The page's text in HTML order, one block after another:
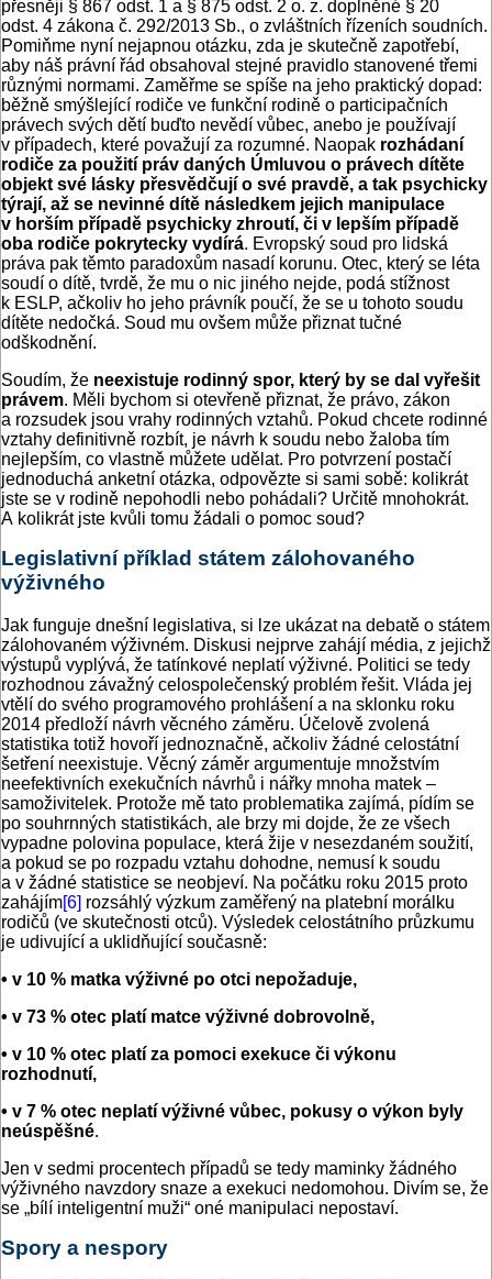
přesněji § 867 odst. 1 a § 875 odst. 2 o. z. doplněné § 20
odst. 4 zákona č. 292/2013 Sb., o zvláštních řízeních soudních.
Pomiňme nyní nejapnou otázku, zda je skutečně zapotřebí,
aby náš právní řád obsahoval stejné pravidlo stanovené třemi
různými normami. Zaměřme se spíše na jeho praktický dopad:
běžně smýšlející rodiče ve funkční rodině o participačních
právech svých dětí buďto nevědí vůbec, anebo je používají
v případech, které považují za rozumné. Naopak rozhádaní
rodiče za použití práv daných Úmluvou o právech dítěte
objekt své lásky přesvědčují o své pravdě, a tak psychicky
týrají, až se nevinné dítě následkem jejich manipulace
v horším případě psychicky zhroutí, či v lepším případě
oba rodiče pokrytecky vydírá. Evropský soud pro lidská
práva pak těmto paradoxům nasadí korunu. Otec, který se léta
soudí o dítě, tvrdě, že mu o nic jiného nejde, podá stížnost
k ESLP, ačkoliv ho jeho právník poučí, že se u tohoto soudu
dítěte nedočká. Soud mu ovšem může přiznat tučné
odškodnění.
Soudím, že neexistuje rodinný spor, který by se dal vyřešit
právem. Měli bychom si otevřeně přiznat, že právo, zákon
a rozsudek jsou vrahy rodinných vztahů. Pokud chcete rodinné
vztahy definitivně rozbít, je návrh k soudu nebo žaloba tím
nejlepším, co vlastně můžete udělat. Pro potvrzení postačí
jednoduchá anketní otázka, odpovězte si sami sobě: kolikrát
jste se v rodině nepohodli nebo pohádali? Určitě mnohokrát.
A kolikrát jste kvůli tomu žádali o pomoc soud?
Legislativní příklad státem zálohovaného
výživného
Jak funguje dnešní legislativa, si lze ukázat na debatě o státem
zálohovaném výživném. Diskusi nejprve zahájí média, z jejichž
výstupů vyplývá, že tatínkové neplatí výživné. Politici se tedy
rozhodnou závažný celospolečenský problém řešit. Vláda jej
vtělí do svého programového prohlášení a na sklonku roku
2014 předloží návrh věcného záměru. Účelově zvolená
statistika totiž hovoří jednoznačně, ačkoliv žádné celostátní
šetření neexistuje. Věcný záměr argumentuje množstvím
neefektivních exekučních návrhů i nářky mnoha matek –
samoživitelek. Protože mě tato problematika zajímá, pídím se
po souhrnných statistikách, ale brzy mi dojde, že ze všech
vypadne polovina populace, která žije v nesezdaném soužití,
a pokud se po rozpadu vztahu dohodne, nemusí k soudu
a v žádné statistice se neobjeví. Na počátku roku 2015 proto
zahájím[6] rozsáhlý výzkum zaměřený na platební morálku
rodičů (ve skutečnosti otců). Výsledek celostátního průzkumu
je udivující a uklidňující současně:
• v 10 % matka výživné po otci nepožaduje,
• v 73 % otec platí matce výživné dobrovolně,
• v 10 % otec platí za pomoci exekuce či výkonu
rozhodnutí,
• v 7 % otec neplatí výživné vůbec, pokusy o výkon byly
neúspěšné.
Jen v sedmi procentech případů se tedy maminky žádného
výživného navzdory snaze a exekuci nedomohou. Divím se, že
se „bílí inteligentní muži“ oné manipulaci nepostaví.
Spory a nespory